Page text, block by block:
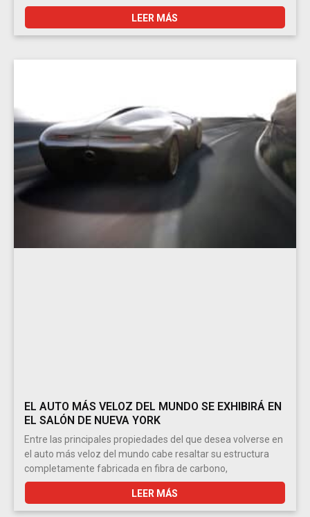
LEER MÁS
EL AUTO MÁS VELOZ DEL MUNDO SE EXHIBIRÁ EN
EL SALÓN DE NUEVA YORK
Entre las principales propiedades del que desea volverse en
el auto más veloz del mundo cabe resaltar su estructura
completamente fabricada en fibra de carbono,
LEER MÁS